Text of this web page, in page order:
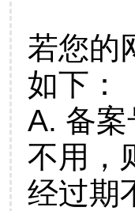
若您的
如下：
A. 备
不用，
经过期